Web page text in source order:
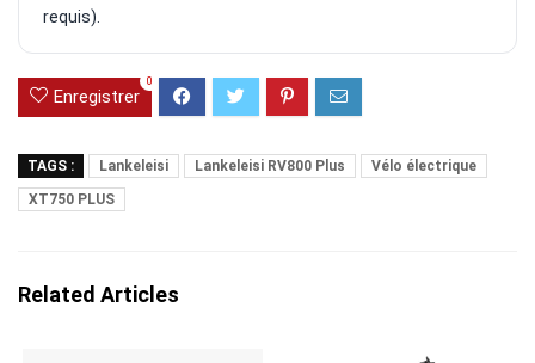
requis).
Enregistrer
0
TAGS : Lankeleisi Lankeleisi RV800 Plus
Vélo électrique
XT750 PLUS
Related Articles